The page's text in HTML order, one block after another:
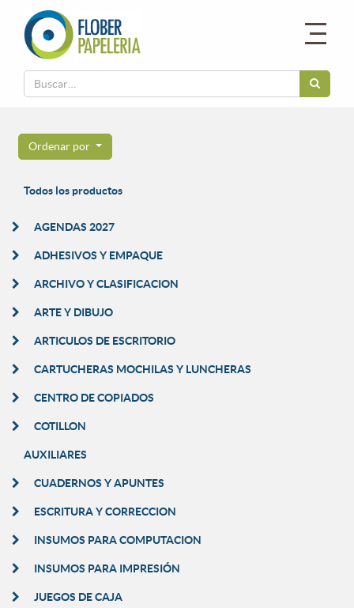
Ordenar por
Todos los productos
AGENDAS 2027
ADHESIVOS Y EMPAQUE
ARCHIVO Y CLASIFICACION
ARTE Y DIBUJO
ARTICULOS DE ESCRITORIO
CARTUCHERAS MOCHILAS Y LUNCHERAS
CENTRO DE COPIADOS
COTILLON
AUXILIARES
CUADERNOS Y APUNTES
ESCRITURA Y CORRECCION
INSUMOS PARA COMPUTACION
INSUMOS PARA IMPRESIÓN
JUEGOS DE CAJA